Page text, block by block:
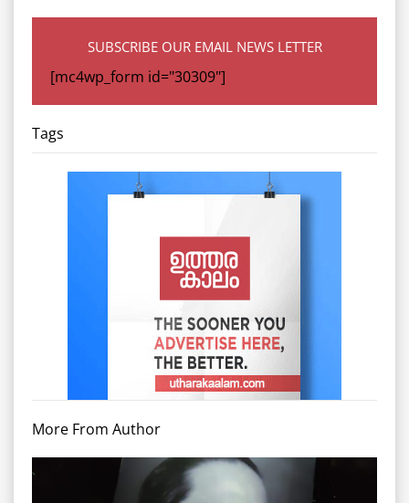
SUBSCRIBE OUR EMAIL NEWS LETTER
[mc4wp_form id="30309"]
Tags
More From Author